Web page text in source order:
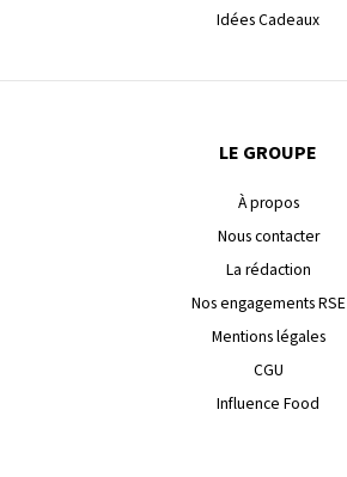
Idées Cadeaux
LE GROUPE
À propos
Nous contacter
La rédaction
Nos engagements RSE
Mentions légales
CGU
Influence Food